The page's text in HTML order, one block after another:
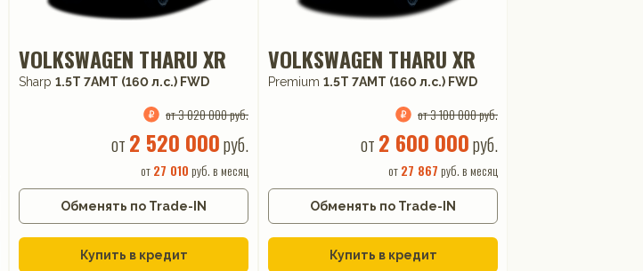
VOLKSWAGEN THARU XR
Sharp 1.5T 7AMT (160 л.с.) FWD
от 3 020 000 руб.
от 2 520 000руб.
от27 010 руб. в месяц
Обменять по Trade-IN
Купить в кредит
VOLKSWAGEN THARU XR
Premium 1.5T 7AMT (160 л.с.) FWD
от 3 100 000 руб.
от 2 600 000руб.
от27 867 руб. в месяц
Обменять по Trade-IN
Купить в кредит